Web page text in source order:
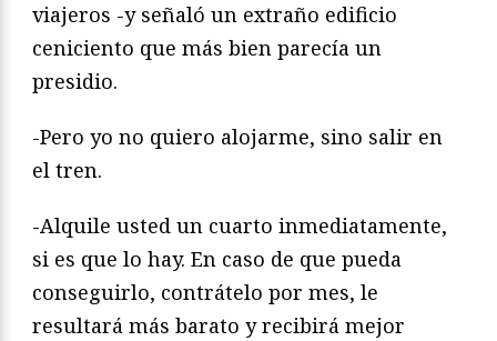
viajeros -y señaló un extraño edificio
ceniciento que más bien parecía un
presidio.
-Pero yo no quiero alojarme, sino salir en
el tren.
-Alquile usted un cuarto inmediatamente,
si es que lo hay. En caso de que pueda
conseguirlo, contrátelo por mes, le
resultará más barato y recibirá mejor